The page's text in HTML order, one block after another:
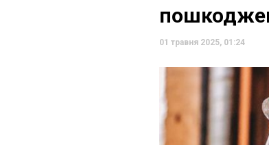
01 травня 2025, 01:24